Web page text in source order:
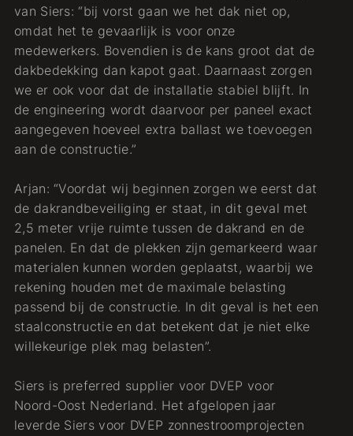
van Siers: “bij vorst gaan we het dak niet op,
omdat het te gevaarlijk is voor onze
medewerkers. Bovendien is de kans groot dat de
dakbedekking dan kapot gaat. Daarnaast zorgen
we er ook voor dat de installatie stabiel blijft. In
de engineering wordt daarvoor per paneel exact
aangegeven hoeveel extra ballast we toevoegen
aan de constructie.”
Arjan: “Voordat wij beginnen zorgen we eerst dat
de dakrandbeveiliging er staat, in dit geval met
2,5 meter vrije ruimte tussen de dakrand en de
panelen. En dat de plekken zijn gemarkeerd waar
materialen kunnen worden geplaatst, waarbij we
rekening houden met de maximale belasting
passend bij de constructie. In dit geval is het een
staalconstructie en dat betekent dat je niet elke
willekeurige plek mag belasten”.
Siers is preferred supplier voor DVEP voor
Noord-Oost Nederland. Het afgelopen jaar
leverde Siers voor DVEP zonnestroomprojecten